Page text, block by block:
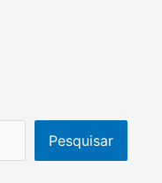
Pesquisar